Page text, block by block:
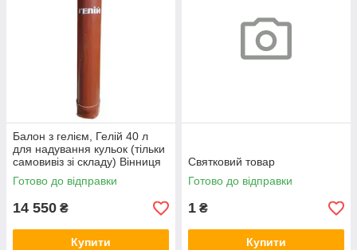
Балон з гелієм, Гелій 40 л
для надування кульок (тільки
самовивіз зі складу) Вінниця
Готово до відправки
14 550 ₴
Купити
Святковий товар
Готово до відправки
1 ₴
Купити